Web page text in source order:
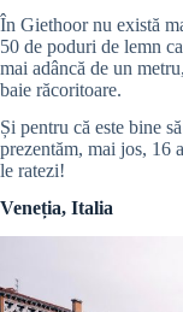
În Giethoor nu există
50 de poduri de lemn
mai adâncă de un
baie răcoritoare.
Și pentru că este bine
prezentăm, mai jos, 16
le ratezi!
Veneția, Italia